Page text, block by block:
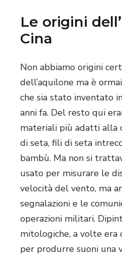
Le origini
Cina
Non abbiamo origini
dell’aquilone ma è
che sia stato inventato
anni fa. Del resto qui
materiali più adatti alla
di seta, fili di seta
bambù. Ma non si
usato per misurare le
velocità del vento, ma
segnalazioni e le
operazioni militari.
mitologiche, a volte
per produrre suoni una